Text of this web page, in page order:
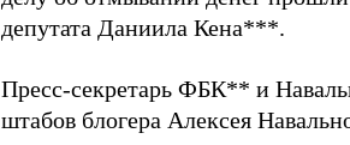
депутата Даниила Кена***.
Пресс-секретарь ФБК** и
штабов блогера Алексея